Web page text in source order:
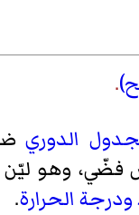
.
الدوري
فضّي، وهو ليّن
الحرارة.